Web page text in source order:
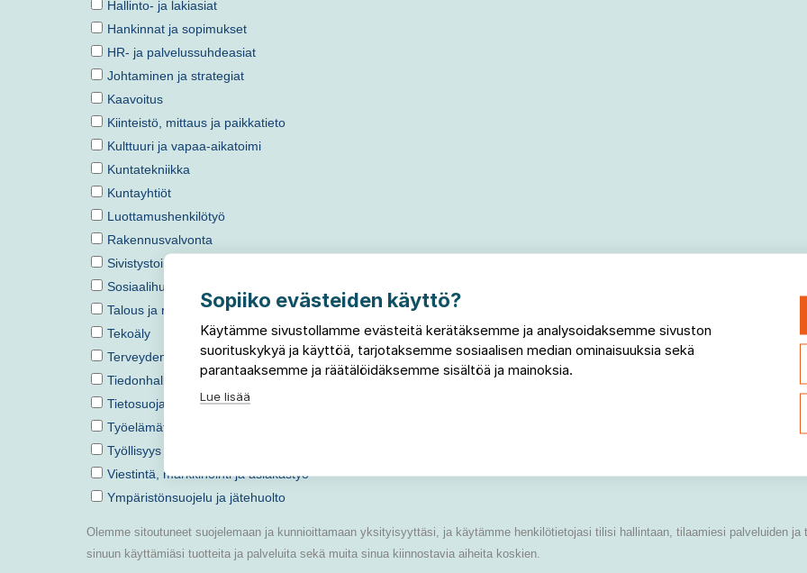
Sopiiko evästeiden käyttö?
Käytämme sivustollamme evästeitä kerätäksemme ja analysoidaksemme sivuston
suorituskykyä ja käyttöä, tarjotaksemme sosiaalisen median ominaisuuksia sekä
parantaaksemme ja räätälöidäksemme sisältöä ja mainoksia.
Lue lisää